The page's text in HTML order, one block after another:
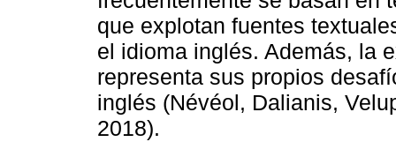
que explotan fuentes
el idioma inglés. Además, la
representa sus propios
inglés (Névéol, Dalianis,
2018).